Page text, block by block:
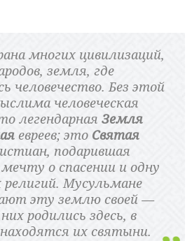
многих цивилизаций,
земля, где
человечество. Без этой
человеческая
легендарная Земля
евреев; это Святая
подарившая
о спасении и одну
религий. Мусульмане
эту землю своей —
родились здесь, в
их святыни.